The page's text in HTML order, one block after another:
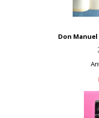
Don